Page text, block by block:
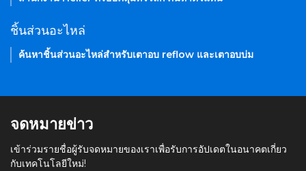
ชิ้นส่วนอะไหล่
ค้นหาชิ้นส่วนอะไหล่สำหรับเตาอบ reflow และเตาอบบ่ม
จดหมายข่าว
เข้าร่วมรายชื่อผู้รับจดหมายของเราเพื่อรับการอัปเดตในอนาคตเกี่ยว
กับเทคโนโลยีใหม่!